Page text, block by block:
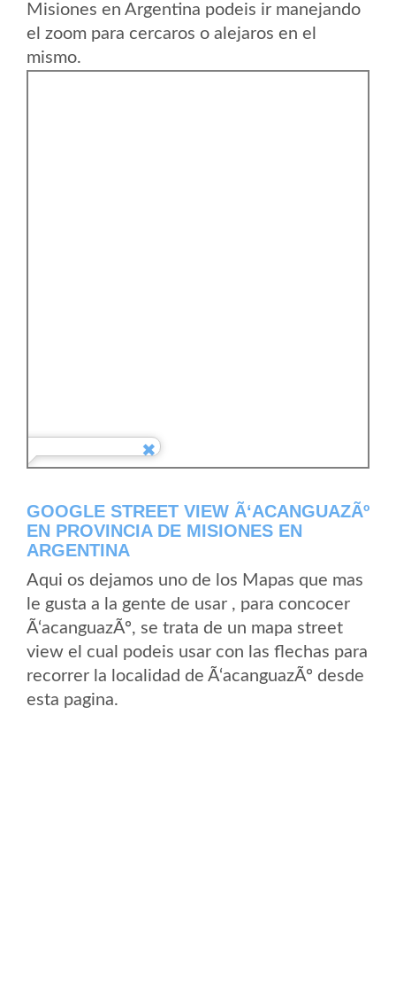
Misiones en Argentina podeis ir manejando
el zoom para cercaros o alejaros en el
mismo.
GOOGLE STREET VIEW Ã‘ACANGUAZÃº
EN PROVINCIA DE MISIONES EN
ARGENTINA
Aqui os dejamos uno de los Mapas que mas
le gusta a la gente de usar , para concocer
Ã‘acanguazÃº, se trata de un mapa street
view el cual podeis usar con las flechas para
recorrer la localidad de Ã‘acanguazÃº desde
esta pagina.